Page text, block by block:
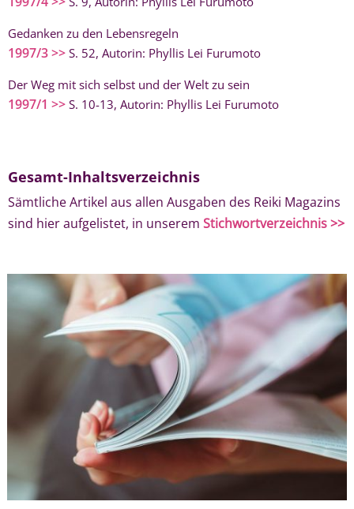
Gedanken zu den Lebensregeln
1997/3 >> S. 52, Autorin: Phyllis Lei Furumoto
Der Weg mit sich selbst und der Welt zu sein
1997/1 >> S. 10-13, Autorin: Phyllis Lei Furumoto
Gesamt-Inhaltsverzeichnis
Sämtliche Artikel aus allen Ausgaben des Reiki Magazins
sind hier aufgelistet, in unserem Stichwortverzeichnis >>